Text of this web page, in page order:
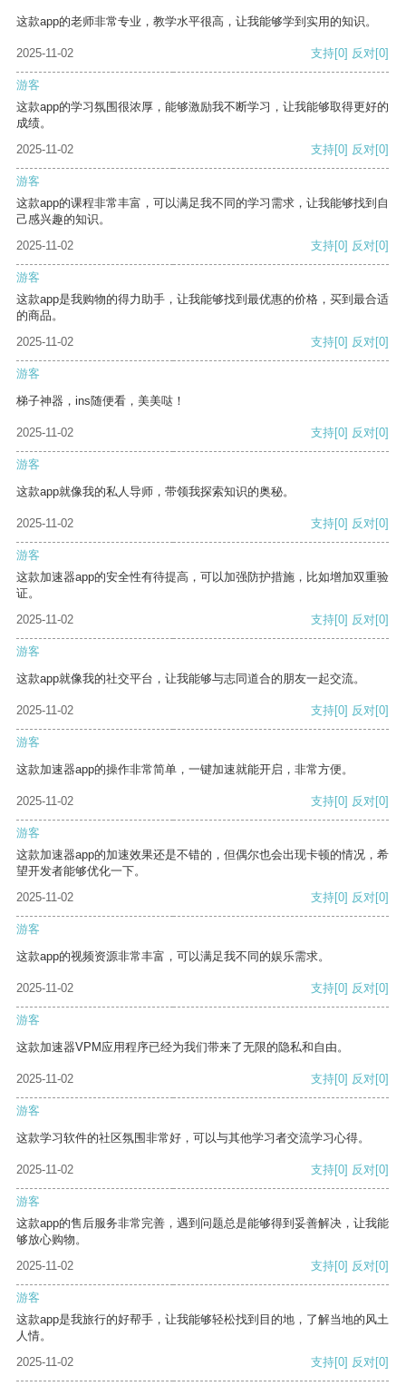
这款app的老师非常专业，教学水平很高，让我能够学到实用的知识。
2025-11-02 支持[0] 反对[0]
游客
这款app的学习氛围很浓厚，能够激励我不断学习，让我能够取得更好的
成绩。
2025-11-02
支持[0] 反对[0]
游客
这款app的课程非常丰富，可以满足我不同的学习需求，让我能够找到自
己感兴趣的知识。
2025-11-02
支持[0] 反对[0]
游客
这款app是我购物的得力助手，让我能够找到最优惠的价格，买到最合适
的商品。
2025-11-02
支持[0] 反对[0]
游客
梯子神器，ins随便看，美美哒！
2025-11-02 支持[0] 反对[0]
游客
这款app就像我的私人导师，带领我探索知识的奥秘。
2025-11-02 支持[0] 反对[0]
游客
这款加速器app的安全性有待提高，可以加强防护措施，比如增加双重验
证。
2025-11-02
支持[0] 反对[0]
游客
这款app就像我的社交平台，让我能够与志同道合的朋友一起交流。
2025-11-02 支持[0] 反对[0]
游客
这款加速器app的操作非常简单，一键加速就能开启，非常方便。
2025-11-02 支持[0] 反对[0]
游客
这款加速器app的加速效果还是不错的，但偶尔也会出现卡顿的情况，希
望开发者能够优化一下。
2025-11-02
支持[0] 反对[0]
游客
这款app的视频资源非常丰富，可以满足我不同的娱乐需求。
2025-11-02 支持[0] 反对[0]
游客
这款加速器VPM应用程序已经为我们带来了无限的隐私和自由。
2025-11-02 支持[0] 反对[0]
游客
这款学习软件的社区氛围非常好，可以与其他学习者交流学习心得。
2025-11-02 支持[0] 反对[0]
游客
这款app的售后服务非常完善，遇到问题总是能够得到妥善解决，让我能
够放心购物。
2025-11-02
支持[0] 反对[0]
游客
这款app是我旅行的好帮手，让我能够轻松找到目的地，了解当地的风土
人情。
2025-11-02
支持[0] 反对[0]